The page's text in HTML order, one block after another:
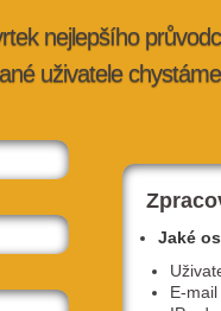
z Kar­lí­na. Vedení
s rozhodováním, a
i když to
na co úřady stran
jsme aktivně řešili dle
na pop­ud stěžo­vatele,
nejlepšího
uživatele
Jaké
E-mail